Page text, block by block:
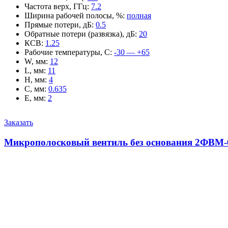
Частота верх, ГГц: 7.2
Ширина рабочей полосы, %: полная
Прямые потери, дБ: 0.5
Обратные потери (развязка), дБ: 20
КСВ: 1.25
Рабочие температуры, С: -30 — +65
W, мм: 12
L, мм: 11
H, мм: 4
C, мм: 0.635
E, мм: 2
Заказать
Микрополосковый вентиль без основания 2ФВМ-